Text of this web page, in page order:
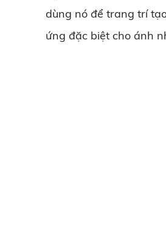
dùng nó để trang trí
ứng đặc biệt cho ánh